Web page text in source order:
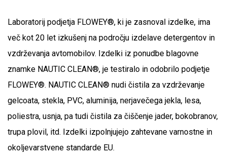
Laboratorij podjetja FLOWEY®, ki je zasnoval izdelke, ima
več kot 20 let izkušenj na področju izdelave detergentov in
vzdrževanja avtomobilov. Izdelki iz ponudbe blagovne
znamke NAUTIC CLEAN®, je testiralo in odobrilo podjetje
FLOWEY®. NAUTIC CLEAN® nudi čistila za vzdrževanje
gelcoata, stekla, PVC, aluminija, nerjavečega jekla, lesa,
poliestra, usnja, pa tudi čistila za čiščenje jader, bokobranov,
trupa plovil, itd. Izdelki izpolnjujejo zahtevane varnostne in
okoljevarstvene standarde EU.